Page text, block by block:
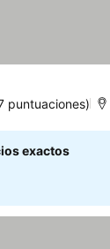
puntuaciones)
exactos